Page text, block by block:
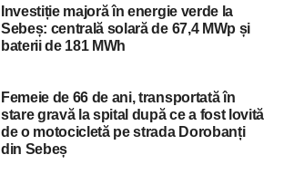
Investiție majoră în energie verde la
Sebeș: centrală solară de 67,4 MWp și
baterii de 181 MWh
Femeie de 66 de ani, transportată în
stare gravă la spital după ce a fost lovită
de o motocicletă pe strada Dorobanți
din Sebeș